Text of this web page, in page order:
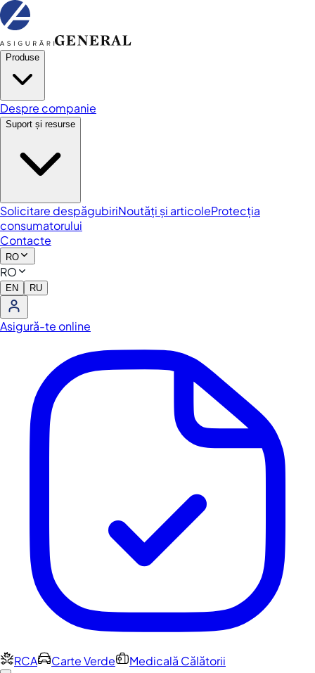
Produse
Despre companie
Suport și resurse
Solicitare despăgubiriNoutăți și articoleProtecția
consumatorului
Contacte
RO
RO
EN RU
Asigură-te online
RCA Carte Verde Medicală Călătorii